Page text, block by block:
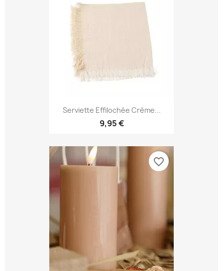
Serviette Effilochée Crème...
9,95 €
favorite_border